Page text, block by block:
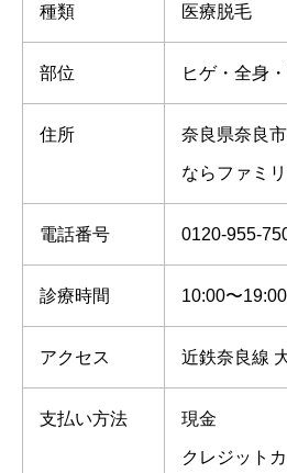
種類 医療脱毛
部位 ヒゲ・全身
住所 奈良県奈良
ならファミ
電話番号 0120-955-
診療時間 10:00〜19:00
アクセス 近鉄奈良線
支払い方法 現金
クレジット